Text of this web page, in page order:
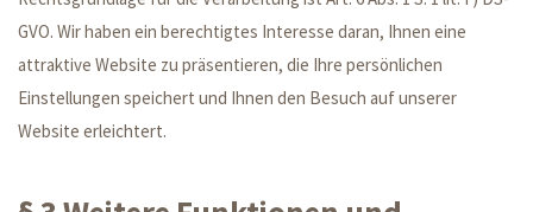
GVO. Wir haben ein berechtigtes Interesse daran, Ihnen eine
attraktive Website zu präsentieren, die Ihre persönlichen
Einstellungen speichert und Ihnen den Besuch auf unserer
Website erleichtert.